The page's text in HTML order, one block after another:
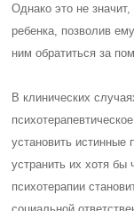
Однако это не
ребенка, позволив
ним обратиться за
В клинических
установить
устранить их хотя
психотерапии